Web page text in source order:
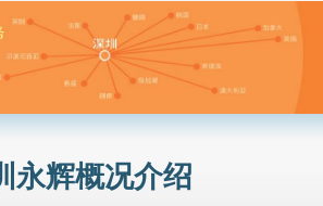
永辉概况介绍